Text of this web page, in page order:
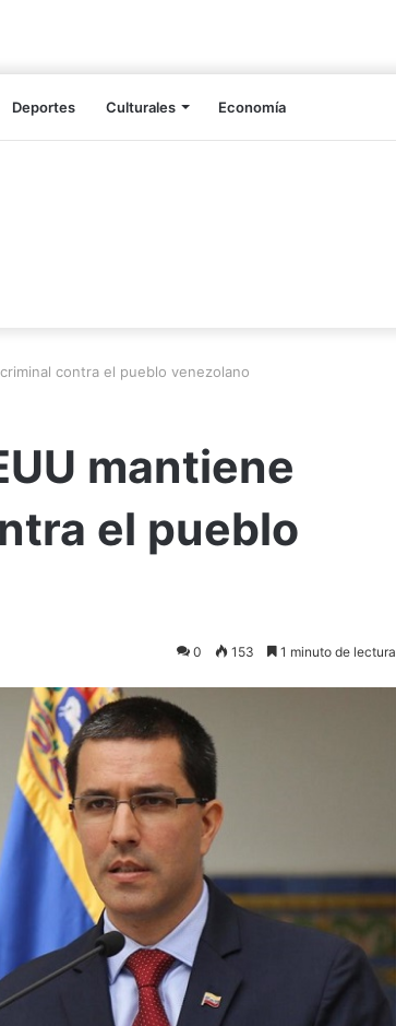
Deportes Culturales Economía
contra el pueblo venezolano
mantiene
el pueblo
0 153 1 minuto de lectura